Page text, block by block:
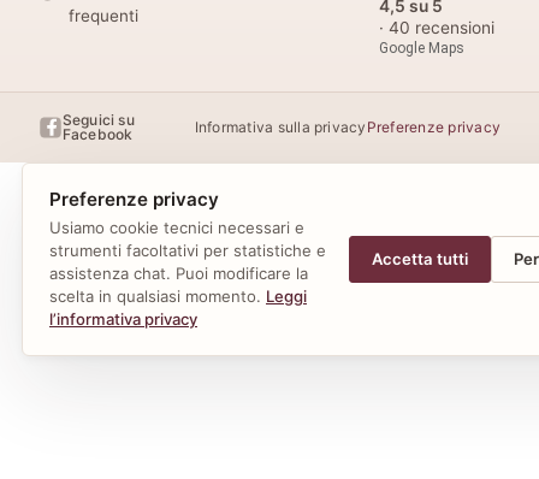
frequenti
4,5 su 5
· 40 recensioni
Google Maps
Seguici su
Facebook
Informativa sulla privacy Preferenze privacy
Preferenze privacy
Usiamo cookie tecnici necessari e
strumenti facoltativi per statistiche e
assistenza chat. Puoi modificare la
scelta in qualsiasi momento. Leggi
l’informativa privacy
Accetta tutti